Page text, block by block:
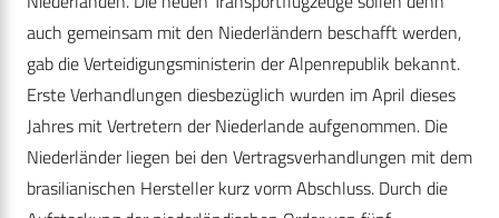
auch gemeinsam mit den Niederländern beschafft werden,
gab die Verteidigungsministerin der Alpenrepublik bekannt.
Erste Verhandlungen diesbezüglich wurden im April dieses
Jahres mit Vertretern der Niederlande aufgenommen. Die
Niederländer liegen bei den Vertragsverhandlungen mit dem
brasilianischen Hersteller kurz vorm Abschluss. Durch die